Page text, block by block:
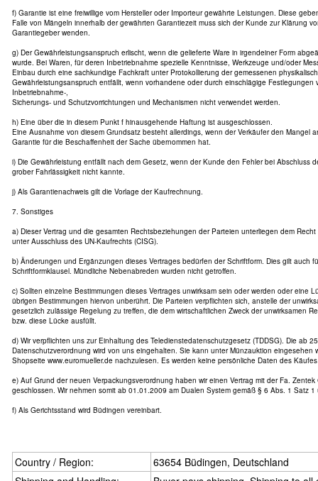
f) Garantie ist eine freiwillige vom Hersteller oder Importeur gewährte Leistungen. Diese
Falle von Mängeln innerhalb der gewährten Garantiezeit muss sich der Kunde zur Klärung
Garantiegeber wenden.
g) Der Gewährleistungsanspruch erlischt, wenn die gelieferte Ware in irgendeiner Form
wurde. Bei Waren, für deren Inbetriebnahme spezielle Kenntnisse, Werkzeuge und/oder
Einbau durch eine sachkundige Fachkraft unter Protokollierung der gemessenen
Gewährleistungsanspruch entfällt, wenn vorhandene oder durch einschlägige Festlegungen
Inbetriebnahme-,
Sicherungs- und Schutzvorrichtungen und Mechanismen nicht verwendet werden.
h) Eine über die in diesem Punkt f hinausgehende Haftung ist ausgeschlossen.
Eine Ausnahme von diesem Grundsatz besteht allerdings, wenn der Verkäufer den Mangel
Garantie für die Beschaffenheit der Sache übernommen hat.
i) Die Gewährleistung entfällt nach dem Gesetz, wenn der Kunde den Fehler bei Abschluss
grober Fahrlässigkeit nicht kannte.
j) Als Garantienachweis gilt die Vorlage der Kaufrechnung.
7. Sonstiges
a) Dieser Vertrag und die gesamten Rechtsbeziehungen der Parteien unterliegen dem
unter Ausschluss des UN-Kaufrechts (CISG).
b) Änderungen und Ergänzungen dieses Vertrages bedürfen der Schriftform. Dies gilt auch
Schriftformklausel. Mündliche Nebenabreden wurden nicht getroffen.
c) Sollten einzelne Bestimmungen dieses Vertrages unwirksam sein oder werden oder eine
übrigen Bestimmungen hiervon unberührt. Die Parteien verpflichten sich, anstelle der
gesetzlich zulässige Regelung zu treffen, die dem wirtschaftlichen Zweck der unwirksamen
bzw. diese Lücke ausfüllt.
d) Wir verpflichten uns zur Einhaltung des Teledienstedatenschutzgesetz (TDDSG). Die ab
Datenschutzverordnung wird von uns eingehalten. Sie kann unter Münzauktion eingesehen
Shopseite www.euromueller.de nachzulesen. Es werden keine persönliche Daten des
e) Auf Grund der neuen Verpackungsverordnung haben wir einen Vertrag mit der Fa. Zentek
geschlossen. Wir nehmen somit ab 01.01.2009 am Dualen System gemäß § 6 Abs. 1 Satz
f) Als Gerichtsstand wird Büdingen vereinbart.
Country / Region:
63654 Büdingen, Deutschland